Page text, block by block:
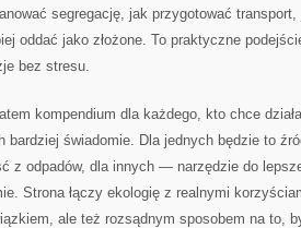
segregację, jak przygotować
oddać jako złożone. To praktyczne
bez stresu.
kompendium dla każdego, kto chce
bardziej świadomie. Dla jednych będzie to
z odpadów, dla innych — narzędzie do
Strona łączy ekologię z realnymi
ale też rozsądnym sposobem na to,